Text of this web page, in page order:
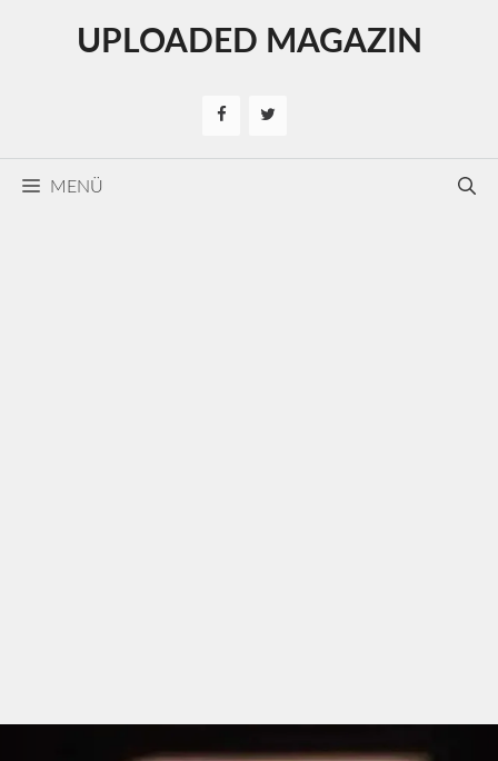
UPLOADED MAGAZIN
MENÜ